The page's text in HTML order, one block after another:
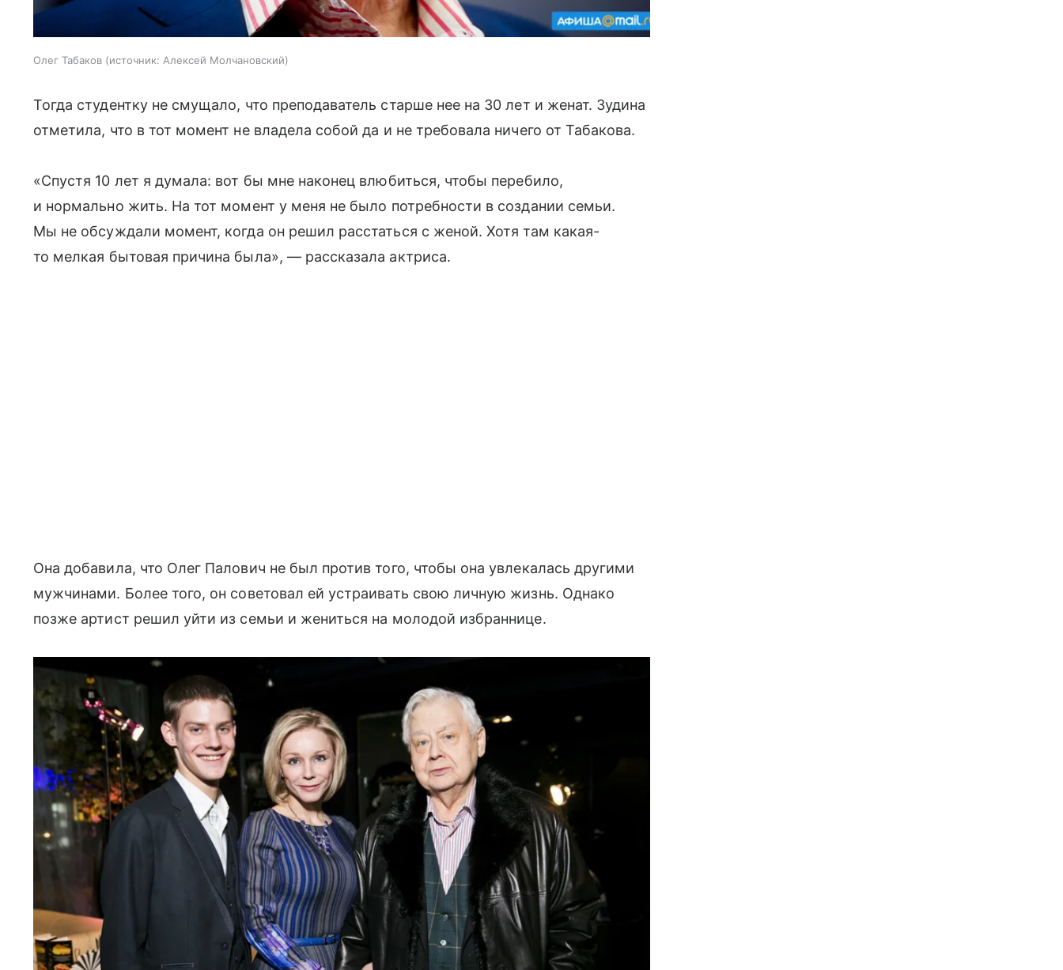
Олег Табаков источник: Алексей Молчановский
Тогда студентку не смущало, что преподаватель старше нее на 30 лет и женат. Зудина
отметила, что в тот момент не владела собой да и не требовала ничего от Табакова.
«Спустя 10 лет я думала: вот бы мне наконец влюбиться, чтобы перебило,
и нормально жить. На тот момент у меня не было потребности в создании семьи.
Мы не обсуждали момент, когда он решил расстаться с женой. Хотя там какая-
то мелкая бытовая причина была», — рассказала актриса.
Она добавила, что Олег Палович не был против того, чтобы она увлекалась другими
мужчинами. Более того, он советовал ей устраивать свою личную жизнь. Однако
позже артист решил уйти из семьи и жениться на молодой избраннице.